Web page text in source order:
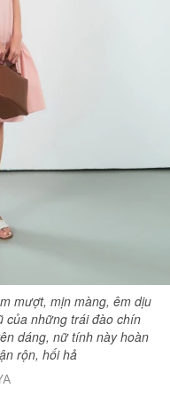
quảng cáo
780 404
soạn
cấp ngày 24.3.2020
Niên. Cấm sao chép
thuận bằng văn bản.
mượt, mịn màng, êm dịu
của những trái đào chín
dáng, nữ tính này hoàn
rộn, hối hả